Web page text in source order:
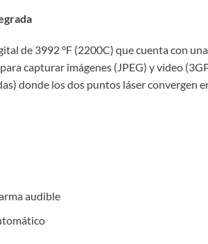
de 3992 °F (2200C) que cuenta con
capturar imágenes (JPEG) y video
donde los dos puntos láser convergen
audible